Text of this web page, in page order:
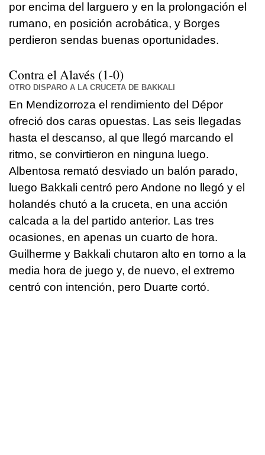
por encima del larguero y en la prolongación el
rumano, en posición acrobática, y Borges
perdieron sendas buenas oportunidades.
Contra elAlavés (1-0)
OTRO DISPARO A LA CRUCETA DE BAKKALI
En Mendizorroza el rendimiento del Dépor
ofreció dos caras opuestas. Las seis llegadas
hasta el descanso, al que llegó marcando el
ritmo, se convirtieron en ninguna luego.
Albentosa remató desviado un balón parado,
luego Bakkali centró pero Andone no llegó y el
holandés chutó a la cruceta, en una acción
calcada a la del partido anterior. Las tres
ocasiones, en apenas un cuarto de hora.
Guilherme y Bakkali chutaron alto en torno a la
media hora de juego y, de nuevo, el extremo
centró con intención, pero Duarte cortó.